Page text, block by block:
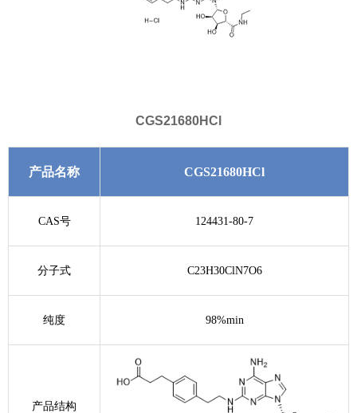
CGS21680HCl
产品名称 CGS21680HCl
CAS号 124431-80-7
分子式 C23H30ClN7O6
纯度 98%min
产品结构